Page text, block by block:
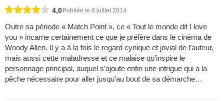
4,0 Publiée le 8 juillet 2014
Outre sa période « Match Point », ce « Tout le monde dit I love
you » incarne certainement ce que je préfère dans le cinéma de
Woody Allen. Il y a à la fois le regard cynique et jovial de l’auteur,
mais aussi cette maladresse et ce malaise qu’inspire le
personnage principal, auquel s’ajoute enfin une intrigue qui a la
pêche nécessaire pour aller jusqu’au bout de sa démarche…